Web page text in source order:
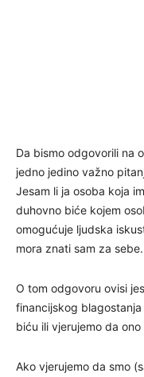
Da bismo odgovorili na
jedno jedino važno
Jesam li ja osoba koja
duhovno biće kojem
omogućuje ljudska
mora znati sam za sebe.
O tom odgovoru ovisi
financijskog
biću ili vjerujemo da
Ako vjerujemo da smo